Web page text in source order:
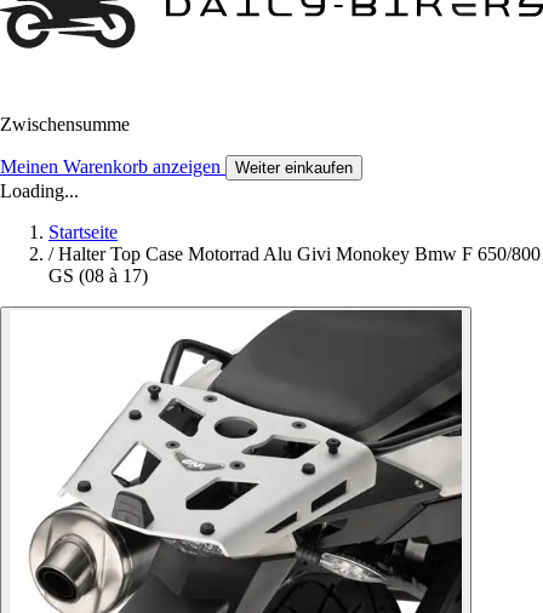
Zwischensumme
Meinen Warenkorb anzeigen Weiter einkaufen
Loading...
Startseite
/ Halter Top Case Motorrad Alu Givi Monokey Bmw F 650/800
GS (08 à 17)